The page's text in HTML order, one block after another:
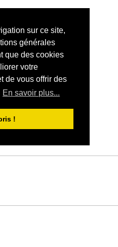
sur ce site,
générales
que des cookies
votre
de vous offrir des
En savoir plus...
!